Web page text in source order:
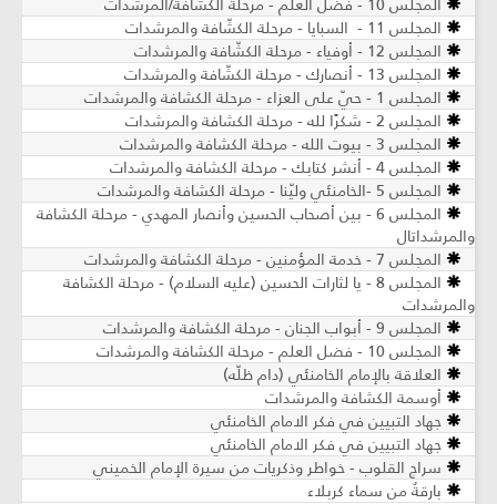
المجلس 11 - السبايا - مرحلة الكشّافة والمرشدات
المجلس 12 - أوفياء - مرحلة الكشّافة والمرشدات
المجلس 13 - أنصارك - مرحلة الكشّافة والمرشدات
المجلس 1 - حيّ على العزاء - مرحلة الكشافة والمرشدات
المجلس 2 - شكرًا لله - مرحلة الكشافة والمرشدات
المجلس 3 - بيوت الله - مرحلة الكشافة والمرشدات
المجلس 4 - أنشر كتابك - مرحلة الكشافة والمرشدات
المجلس 5 -الخامنئي وليّنا - مرحلة الكشافة والمرشدات
المجلس 6 - بين أصحاب الحسين وأنصار المهدي - مرحلة الكشافة
والمرشداتال
المجلس 7 - خدمة المؤمنين - مرحلة الكشافة والمرشدات
المجلس 8 - يا لثارات الحسين (عليه السلام) - مرحلة الكشافة
والمرشدات
المجلس 9 - أبواب الجنان - مرحلة الكشافة والمرشدات
المجلس 10 - فضل العلم - مرحلة الكشافة والمرشدات
العلاقة بالإمام الخامنئي (دام ظلّه)
أوسمة الكشافة والمرشدات
جهاد التبيين في فكر الامام الخامنئي
جهاد التبيين في فكر الامام الخامنئي
سراج القلوب - خواطر وذكريات من سيرة الإمام الخميني
بارقةٌ من سماء كربلاء